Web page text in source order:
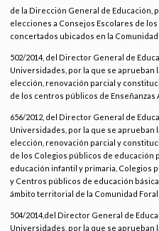
de la Dirección General de Educación,
elecciones a Consejos Escolares de
concertados ubicados en la Comunidad
502/2014, del Director General de
Universidades, por la que se aprueban
elección, renovación parcial y
de los centros públicos de Enseñanzas
656/2012, del Director General de
Universidades, por la que se aprueban
elección, renovación parcial y
de los Colegios públicos de educación
educación infantil y primaria, Colegios
y Centros públicos de educación
ámbito territorial de la Comunidad Foral
504/2014,del Director General de
Universidades, por la que se aprueban